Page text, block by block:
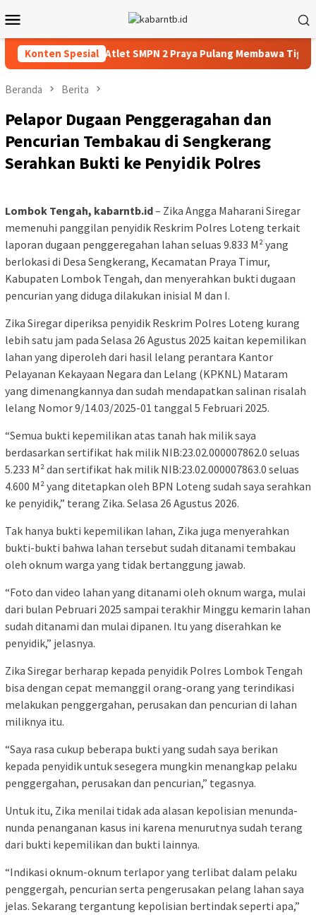
ke
kontenMobile
Konten Spesial
Tiga Atlet SMPN 2 Praya Pulang Membawa Tiga
Beranda Berita
Pelapor Dugaan Penggeragahan dan
Pencurian Tembakau di Sengkerang
Serahkan Bukti ke Penyidik Polres
Lombok Tengah, kabarntb.id– Zika Angga Maharani Siregar
memenuhi panggilan penyidik Reskrim Polres Loteng terkait
laporan dugaan penggeregahan lahan seluas 9.833 M² yang
berlokasi di Desa Sengkerang, Kecamatan Praya Timur,
Kabupaten Lombok Tengah, dan menyerahkan bukti dugaan
pencurian yang diduga dilakukan inisial M dan I.
Zika Siregar diperiksa penyidik Reskrim Polres Loteng kurang
lebih satu jam pada Selasa 26 Agustus 2025 kaitan kepemilikan
lahan yang diperoleh dari hasil lelang perantara Kantor
Pelayanan Kekayaan Negara dan Lelang (KPKNL) Mataram
yang dimenangkannya dan sudah mendapatkan salinan risalah
lelang Nomor 9/14.03/2025-01 tanggal 5 Februari 2025.
“Semua bukti kepemilikan atas tanah hak milik saya
berdasarkan sertifikat hak milik NIB:23.02.000007862.0 seluas
5.233 M² dan sertifikat hak milik NIB:23.02.000007863.0 seluas
4.600 M² yang ditetapkan oleh BPN Loteng sudah saya serahkan
ke penyidik,” terang Zika. Selasa 26 Agustus 2026.
Tak hanya bukti kepemilikan lahan, Zika juga menyerahkan
bukti-bukti bahwa lahan tersebut sudah ditanami tembakau
oleh oknum warga yang tidak bertanggung jawab.
“Foto dan video lahan yang ditanami oleh oknum warga, mulai
dari bulan Pebruari 2025 sampai terakhir Minggu kemarin lahan
sudah ditanami dan mulai dipanen. Itu yang diserahkan ke
penyidik,” jelasnya.
Zika Siregar berharap kepada penyidik Polres Lombok Tengah
bisa dengan cepat memanggil orang-orang yang terindikasi
melakukan penggergahan, perusakan dan pencurian di lahan
miliknya itu.
“Saya rasa cukup beberapa bukti yang sudah saya berikan
kepada penyidik untuk sesegera mungkin menangkap pelaku
penggergahan, perusakan dan pencurian,” tegasnya.
Untuk itu, Zika menilai tidak ada alasan kepolisian menunda-
nunda penanganan kasus ini karena menurutnya sudah terang
dari bukti kepemilikan dan bukti lainnya.
“Indikasi oknum-oknum terlapor yang terlibat dalam pelaku
penggergah, pencurian serta pengerusakan pelang lahan saya
jelas. Sekarang tergantung kepolisian bertindak seperti apa,”